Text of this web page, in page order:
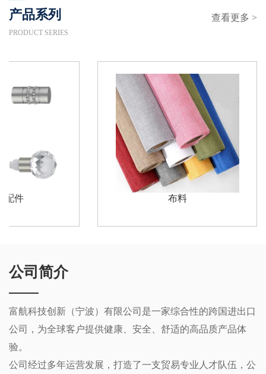
产品系列
PRODUCT SERIES
查看更多 >
配件 布料
公司简介
富航科技创新（宁波）有限公司是一家综合性的跨国进出口
公司，为全球客户提供健康、安全、舒适的高品质产品体
验。
公司经过多年运营发展，打造了一支贸易专业人才队伍，公